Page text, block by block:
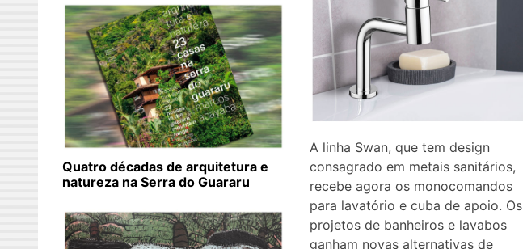
A linha Swan, que tem design
consagrado em metais sanitários,
recebe agora os monocomandos
para lavatório e cuba de apoio. Os
projetos de banheiros e lavabos
ganham novas alternativas de
Quatro décadas de arquitetura e
natureza na Serra do Guararu